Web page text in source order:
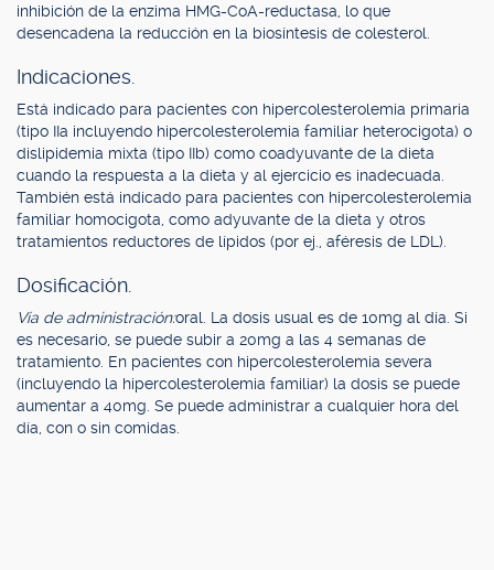
inhibición de la enzima HMG-CoA-reductasa, lo que
desencadena la reducción en la biosíntesis de colesterol.
Indicaciones.
Está indicado para pacientes con hipercolesterolemia primaria
(tipo IIa incluyendo hipercolesterolemia familiar heterocigota) o
dislipidemia mixta (tipo IIb) como coadyuvante de la dieta
cuando la respuesta a la dieta y al ejercicio es inadecuada.
También está indicado para pacientes con hipercolesterolemia
familiar homocigota, como adyuvante de la dieta y otros
tratamientos reductores de lípidos (por ej., aféresis de LDL).
Dosificación.
Vía de administración:oral. La dosis usual es de 10mg al día. Si
es necesario, se puede subir a 20mg a las 4 semanas de
tratamiento. En pacientes con hipercolesterolemia severa
(incluyendo la hipercolesterolemia familiar) la dosis se puede
aumentar a 40mg. Se puede administrar a cualquier hora del
día, con o sin comidas.